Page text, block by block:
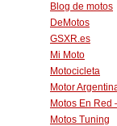
Blog de motos
DeMotos
GSXR.es
Mi Moto
Motocicleta
Motor
Motos En Red
Motos Tuning